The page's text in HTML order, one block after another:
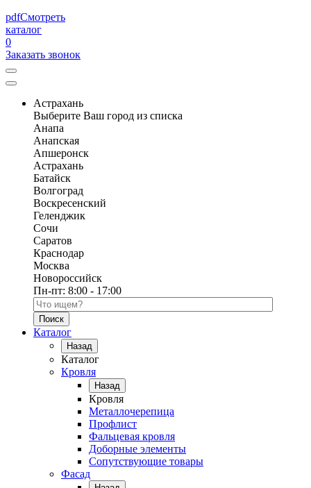
pdfСмотреть
каталог
0
Заказать звонок
Астрахань
Выберите Ваш город из списка
Анапа
Анапская
Апшеронск
Астрахань
Батайск
Волгоград
Воскресенский
Геленджик
Сочи
Саратов
Краснодар
Москва
Новороссийск
Пн-пт: 8:00 - 17:00
Поиск по каталогу
Каталог
Назад
Каталог
Кровля
Назад
Кровля
Металлочерепица
Профлист
Фальцевая кровля
Доборные элементы
Сопутствующие товары
Фасад